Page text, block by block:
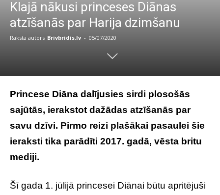
Klajā nākusi princeses Diānas
atzīšanās par Harija dzimšanu
Raksta autors Brivbridis.lv - 05/07/2020
Princese Diāna dalījusies sirdi plosošās
sajūtās, ierakstot dažādas atzīšanās par
savu dzīvi. Pirmo reizi plašākai pasaulei šie
ieraksti tika parādīti 2017. gadā, vēsta britu
mediji.
Šī gada 1. jūlijā princesei Diānai būtu apritējuši